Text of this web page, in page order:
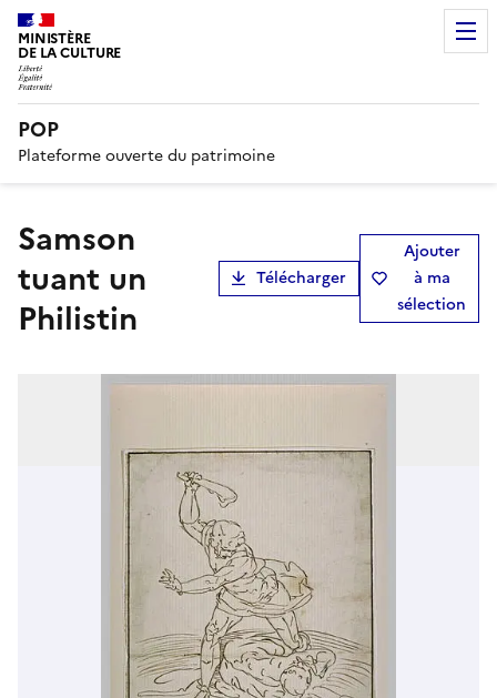
MINISTÈRE
DE LA CULTURE
POP
Plateforme ouverte du patrimoine
Samson
tuant un
Philistin
Télécharger
Ajouter
à ma
sélection